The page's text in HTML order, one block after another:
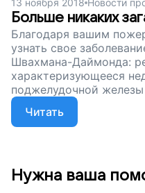
первый шаг на пути к
Больше никаких
Благодаря вашим
узнать свое
Швахмана-Даймонда:
характеризующееся
поджелудочной
работы костного мозга
вам за помощь! Теперь
правильное лечение, и
Читать
Нужна ваша